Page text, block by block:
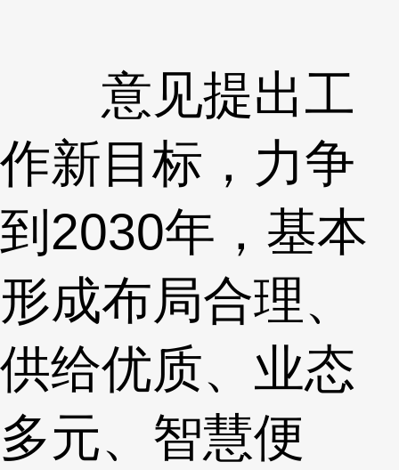
意见提出工
作新目标，力争
到2030年，基本
形成布局合理、
供给优质、业态
多元、智慧便